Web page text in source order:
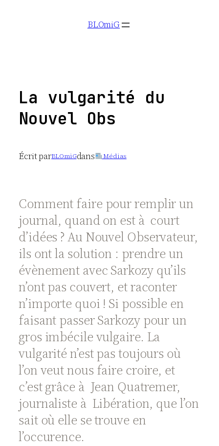
BLOmiG
La vulgarité du
Nouvel Obs
Écrit parBLOmiGdans Médias
Comment faire pour remplir un
journal, quand on est à court
d’idées ? Au Nouvel Observateur,
ils ont la solution : prendre un
évènement avec Sarkozy qu’ils
n’ont pas couvert, et raconter
n’importe quoi ! Si possible en
faisant passer Sarkozy pour un
gros imbécile vulgaire. La
vulgarité n’est pas toujours où
l’on veut nous faire croire, et
c’est grâce à Jean Quatremer,
journaliste à Libération, que l’on
sait où elle se trouve en
l’occurence.